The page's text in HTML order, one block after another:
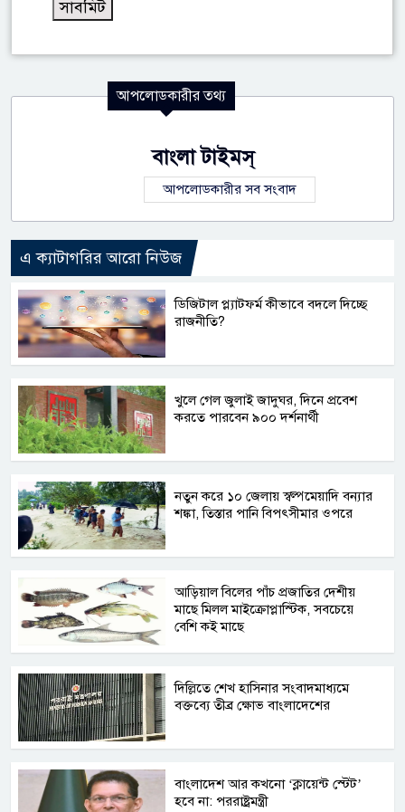
আপলোডকারীর তথ্য
বাংলা টাইমস্
আপলোডকারীর সব সংবাদ
এ ক্যাটাগরির আরো নিউজ
ডিজিটাল প্ল্যাটফর্ম কীভাবে বদলে দিচ্ছে
রাজনীতি?
খুলে গেল জুলাই জাদুঘর, দিনে প্রবেশ
করতে পারবেন ৯০০ দর্শনার্থী
নতুন করে ১০ জেলায় স্বল্পমেয়াদি বন্যার
শঙ্কা, তিস্তার পানি বিপৎসীমার ওপরে
আড়িয়াল বিলের পাঁচ প্রজাতির দেশীয়
মাছে মিলল মাইক্রোপ্লাস্টিক, সবচেয়ে
বেশি কই মাছে
দিল্লিতে শেখ হাসিনার সংবাদমাধ্যমে
বক্তব্যে তীব্র ক্ষোভ বাংলাদেশের
বাংলাদেশ আর কখনো ‘ক্লায়েন্ট স্টেট’
হবে না: পররাষ্ট্রমন্ত্রী